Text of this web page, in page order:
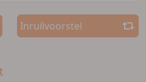
Inruilvoorstel